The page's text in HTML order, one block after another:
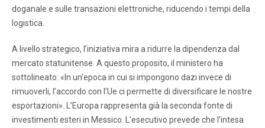
doganale e sulle transazioni elettroniche, riducendo i tempi della
logistica.
A livello strategico, l’iniziativa mira a ridurre la dipendenza dal
mercato statunitense. A questo proposito, il ministero ha
sottolineato: «In un’epoca in cui si impongono dazi invece di
rimuoverli, l’accordo con l’Ue ci permette di diversificare le nostre
esportazioni». L’Europa rappresenta già la seconda fonte di
investimenti esteri in Messico. L’esecutivo prevede che l’intesa